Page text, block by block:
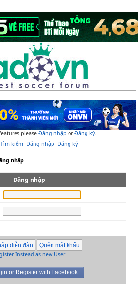
please Đăng nhập orĐăng ký.
Tìm kiếm Đăng nhập Đăng ký
nhập
Đăng nhập
Instead as new User
or Register with Facebook